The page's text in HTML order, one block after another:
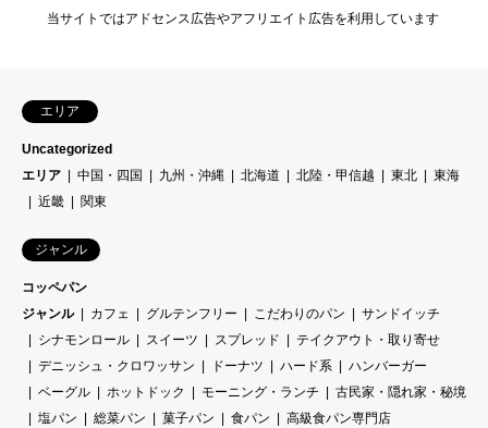
当サイトではアドセンス広告やアフリエイト広告を利用しています
エリア
Uncategorized
エリア
中国・四国 九州・沖縄 北海道 北陸・甲信越 東北
東海
近畿
関東
ジャンル
コッペパン
ジャンル
カフェ グルテンフリー こだわりのパン
サンドイッチ
シナモンロール
スイーツ スプレッド
テイクアウト・取り寄せ
デニッシュ・クロワッサン
ドーナツ ハード系
ハンバーガー
ベーグル
ホットドック モーニング・ランチ
古民家・隠れ家・秘境
塩パン
総菜パン 菓子パン 食パン 高級食パン専門店